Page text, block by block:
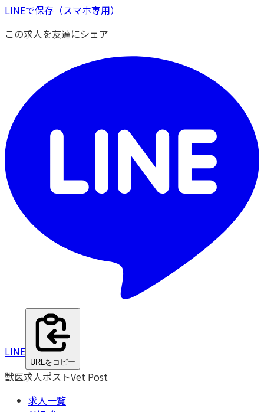
LINEで保存 （スマホ専用）
この求人を友達にシェア
LINE
URLをコピー
獣医求人ポストVet Post
求人一覧